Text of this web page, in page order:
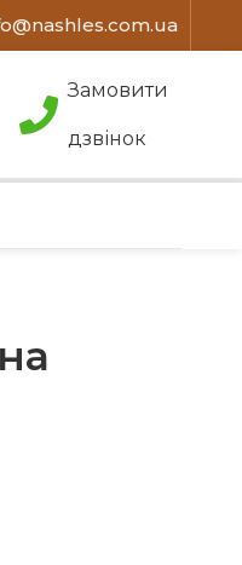
Замовити
дзвінок